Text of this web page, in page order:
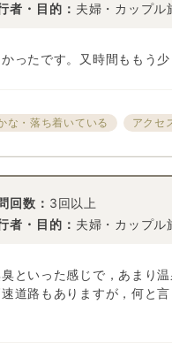
者・目的： 夫婦・カップル
ったです。又時間ももう
な・落ち着いている アクセ
回数： 3回以上
者・目的： 夫婦・カップル
といった感じで，あまり
道路もありますが，何と